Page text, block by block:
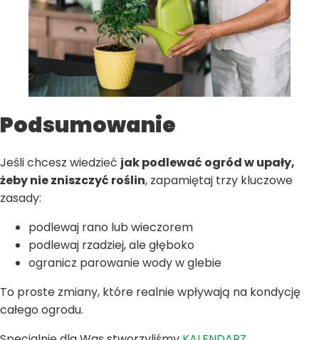
Podsumowanie
Jeśli chcesz wiedzieć jak podlewać ogród w upały,
żeby nie zniszczyć roślin, zapamiętaj trzy kluczowe
zasady:
podlewaj rano lub wieczorem
podlewaj rzadziej, ale głęboko
ogranicz parowanie wody w glebie
To proste zmiany, które realnie wpływają na kondycję
całego ogrodu.